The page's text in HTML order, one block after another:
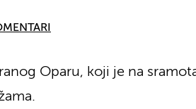
Oparu, koji je na